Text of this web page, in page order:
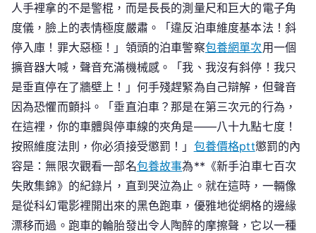
人手裡拿的不是警棍，而是長長的測量尺和巨大的電子角
度儀，臉上的表情極度嚴肅。「違反泊車維度基本法！斜
停入庫！罪大惡極！」領頭的泊車警察包養網單次用一個
擴音器大喊，聲音充滿機械感。「我、我沒有斜停！我只
是垂直停在了牆壁上！」何手殘趕緊為自己辯解，但聲音
因為恐懼而顫抖。「垂直泊車？那是在第三次元的行為，
在這裡，你的車體與停車線的夾角是——八十九點七度！
按照維度法則，你必須接受懲罰！」 包養價格ptt懲罰的內
容是：無限次觀看一部名包養故事為**《新手泊車七百次
失敗集錦》的紀錄片，直到哭泣為止。就在這時，一輛像
是從科幻電影裡開出來的黑色跑車，優雅地從網格的邊緣
漂移而過。跑車的輪胎發出令人陶醉的摩擦聲，它以一種